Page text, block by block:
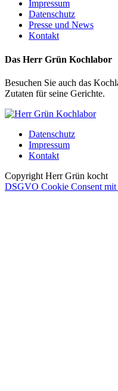
Impressum
Datenschutz
Presse und News
Kontakt
Das Herr Grün Kochlabor
Besuchen Sie auch das
Zutaten für seine Gerichte.
Datenschutz
Impressum
Kontakt
Copyright Herr Grün kocht
DSGVO Cookie Consent